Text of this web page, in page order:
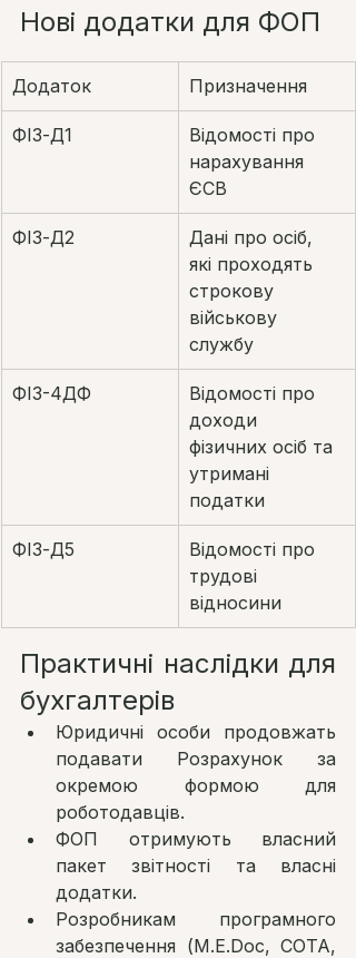
Нові додатки для ФОП
Додаток Призначення
ФІЗ-Д1
Відомості про
нарахування
ЄСВ
ФІЗ-Д2
Дані про осіб,
які проходять
строкову
військову
службу
ФІЗ-4ДФ
Відомості про
доходи
фізичних осіб та
утримані
податки
ФІЗ-Д5
Відомості про
трудові
відносини
Практичні наслідки для
бухгалтерів
Юридичні особи продовжать
подавати Розрахунок за
окремою формою для
роботодавців.
ФОП отримують власний
пакет звітності та власні
додатки.
Розробникам програмного
забезпечення (M.E.Doc, СОТА,